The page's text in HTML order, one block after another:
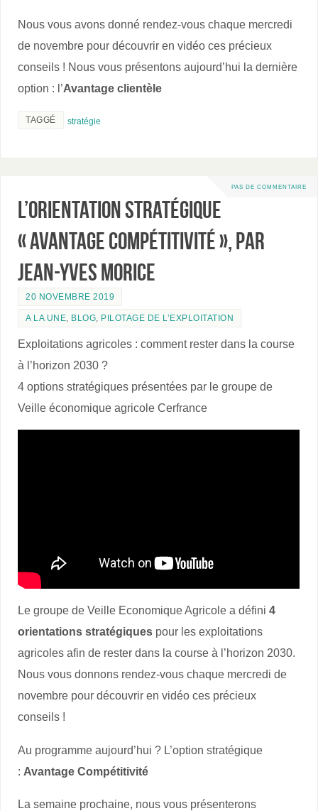
Nous vous avons donné rendez-vous chaque mercredi
de novembre pour découvrir en vidéo ces précieux
conseils ! Nous vous présentons aujourd’hui la dernière
option : l’Avantage clientèle
TAGGÉ stratégie
PAS DE COMMENTAIRE
L’orientation stratégique
« Avantage compétitivité », par
Jean-Yves Morice
20 NOVEMBRE 2019
A LA UNE BLOG PILOTAGE DE L’EXPLOITATION
Exploitations agricoles : comment rester dans la course
à l’horizon 2030 ?
4 options stratégiques présentées par le groupe de
Veille économique agricole Cerfrance
Le groupe de Veille Economique Agricole a défini4
orientations stratégiques pour les exploitations
agricoles afin de rester dans la course à l’horizon 2030.
Nous vous donnons rendez-vous chaque mercredi de
novembre pour découvrir en vidéo ces précieux
conseils !
Au programme aujourd’hui ? L’option stratégique
: Avantage Compétitivité
La semaine prochaine, nous vous présenterons